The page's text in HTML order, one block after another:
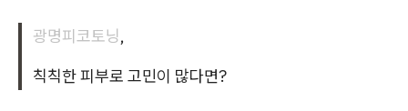
광명피코토닝,
칙칙한 피부로 고민이 많다면?